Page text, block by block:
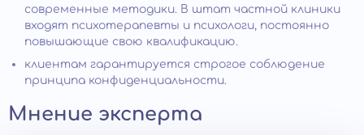
современные методики. В штат частной клиники
входят психотерапевты и психологи, постоянно
повышающие свою квалификацию.
клиентам гарантируется строгое соблюдение
принципа конфиденциальности.
Мнение эксперта